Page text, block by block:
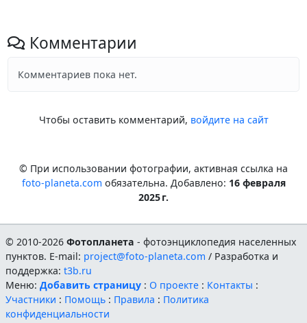
Комментарии
Комментариев пока нет.
Чтобы оставить комментарий, войдите на сайт
© При использовании фотографии, активная ссылка на
foto-planeta.com обязательна. Добавлено: 16 февраля
2025 г.
© 2010-2026Фотопланета - фотоэнциклопедия населенных
пунктов. E-mail: project@foto-planeta.com / Разработка и
поддержка:t3b.ru
Меню:Добавить страницу : О проекте : Контакты :
Участники : Помощь : Правила : Политика
конфиденциальности